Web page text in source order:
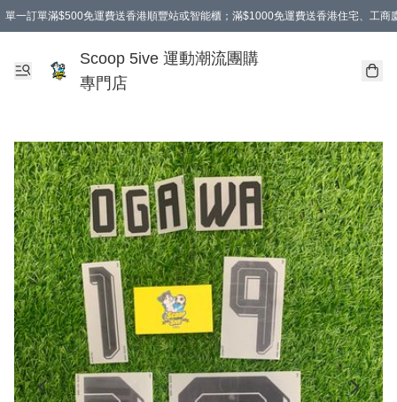
單一訂單滿$500免運費送香港順豐站或智能櫃；滿$1000免運費送香港住宅、工商
Scoop 5ive 運動潮流團購
專門店